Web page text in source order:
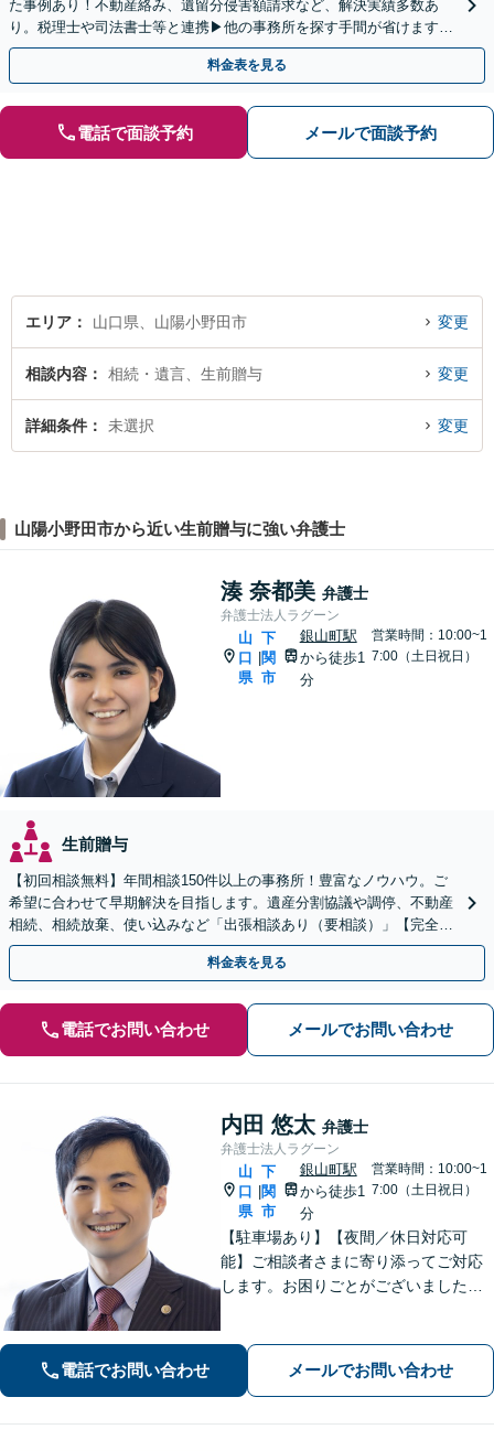
た事例あり！不動産絡み、遺留分侵害額請求など、解決実績多数あ
り。税理士や司法書士等と連携▶他の事務所を探す手間が省けます！
不動産会社と連携し無料査定&財産調査も◎
料金表を見る
電話で面談予約 メールで面談予約
エリア 山口県、山陽小野田市 変更
相談内容 相続・遺言、生前贈与 変更
詳細条件 未選択 変更
山陽小野田市から近い生前贈与に強い弁護士
湊 奈都美 弁護士
弁護士法人ラグーン
山
口
県
下
関
市
銀山町駅
から徒歩1
分
営業時間：10:00~1
7:00（土日祝日）
生前贈与
【初回相談無料】年間相談150件以上の事務所！豊富なノウハウ。ご
希望に合わせて早期解決を目指します。遺産分割協議や調停、不動産
相続、相続放棄、使い込みなど「出張相談あり（要相談）」【完全個
室】【休日・夜間相談可】
料金表を見る
電話でお問い合わせ メールでお問い合わせ
内田 悠太 弁護士
弁護士法人ラグーン
山
口
県
下
関
市
銀山町駅
から徒歩1
分
営業時間：10:00~1
7:00（土日祝日）
【駐車場あり】【夜間／休日対応可
能】ご相談者さまに寄り添ってご対応
します。お困りごとがございましたら
電話でお問い合わせ メールでお問い合わせ